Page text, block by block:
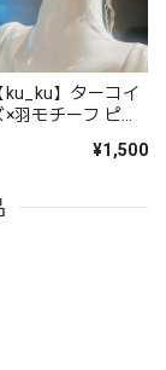
【Aubade】ダブルパデッドブラSKIN&TB ボクサー SKINカラー(TB70)Fleur de tattoo
ku_ku】ターコイ
×羽モチーフ ピア
¥1,500